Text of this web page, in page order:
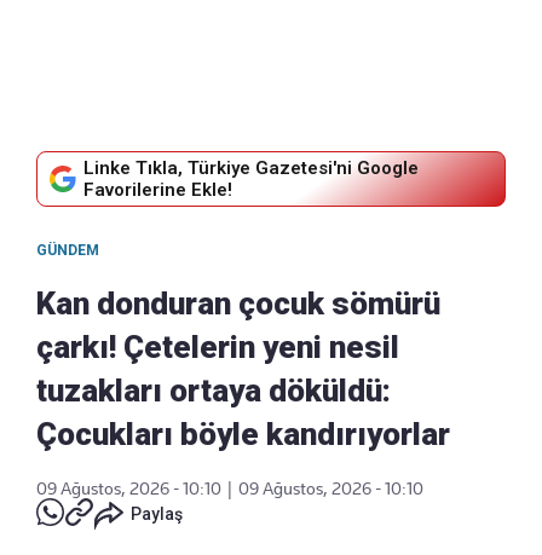
Linke Tıkla, Türkiye Gazetesi'ni Google
Favorilerine Ekle!
GÜNDEM
Kan donduran çocuk sömürü
çarkı! Çetelerin yeni nesil
tuzakları ortaya döküldü:
Çocukları böyle kandırıyorlar
09 Ağustos, 2026 - 10:10
09 Ağustos, 2026 - 10:10
Paylaş